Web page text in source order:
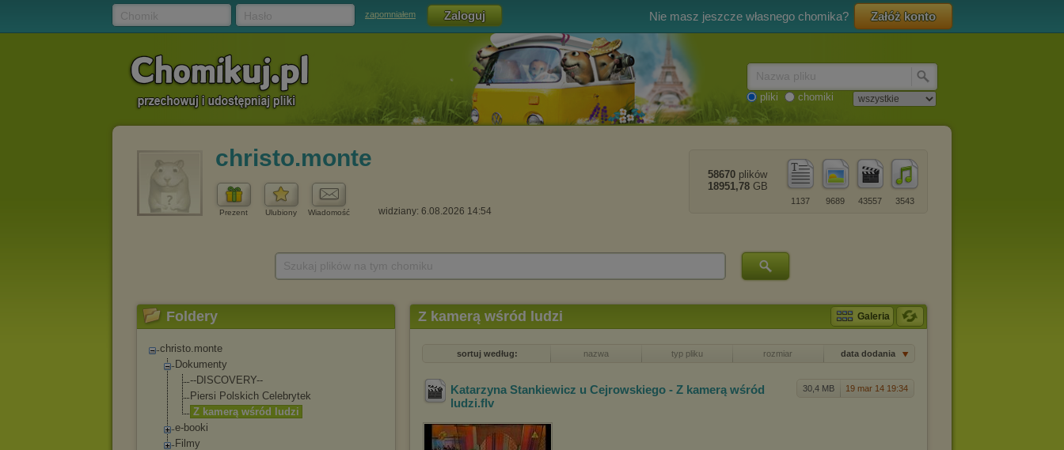
zapomniałem Nie masz jeszcze własnego chomika? Załóż konto
pliki chomiki
christo.monte
Prezent Ulubiony Wiadomość widziany: 6.08.2026 14:54
3543
43557
9689
1137
58670 plików
18951,78 GB
Foldery
christo.monte
Dokumenty
--DISCOVERY--
Piersi Polskich Celebrytek
Z kamerą wśród ludzi
e-booki
Filmy
Z kamerą wśród ludzi Galeria
sortuj według: nazwa typ pliku rozmiar data dodania
30,4 MB 19 mar 14 19:34
Katarzyna Stankiewicz u Cejrowskiego - Z kamerą wśród
ludzi.flv